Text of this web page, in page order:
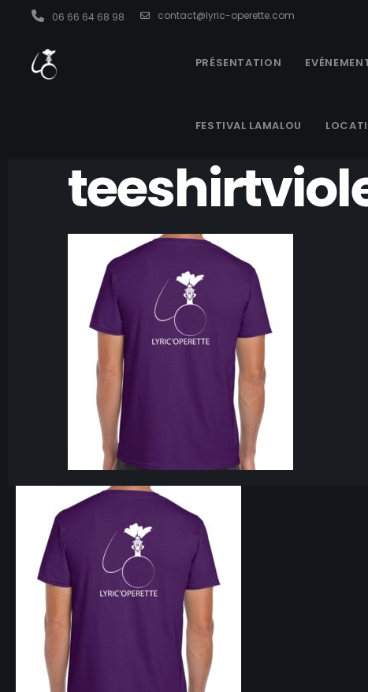
06 66 64 68 98 contact@lyric-operette.com
PRÉSENTATION
FESTIVAL LAMALOU